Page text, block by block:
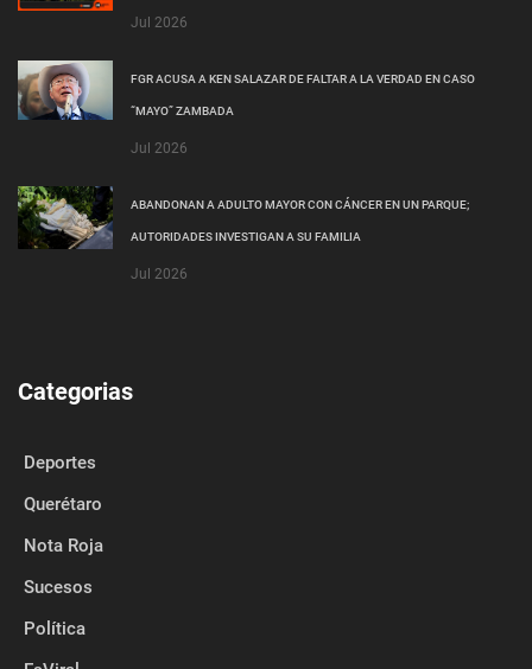
Jul 2026
FGR ACUSA A KEN SALAZAR DE FALTAR A LA VERDAD EN CASO
“MAYO” ZAMBADA
Jul 2026
ABANDONAN A ADULTO MAYOR CON CÁNCER EN UN PARQUE;
AUTORIDADES INVESTIGAN A SU FAMILIA
Jul 2026
Categorias
Deportes
Querétaro
Nota Roja
Sucesos
Política